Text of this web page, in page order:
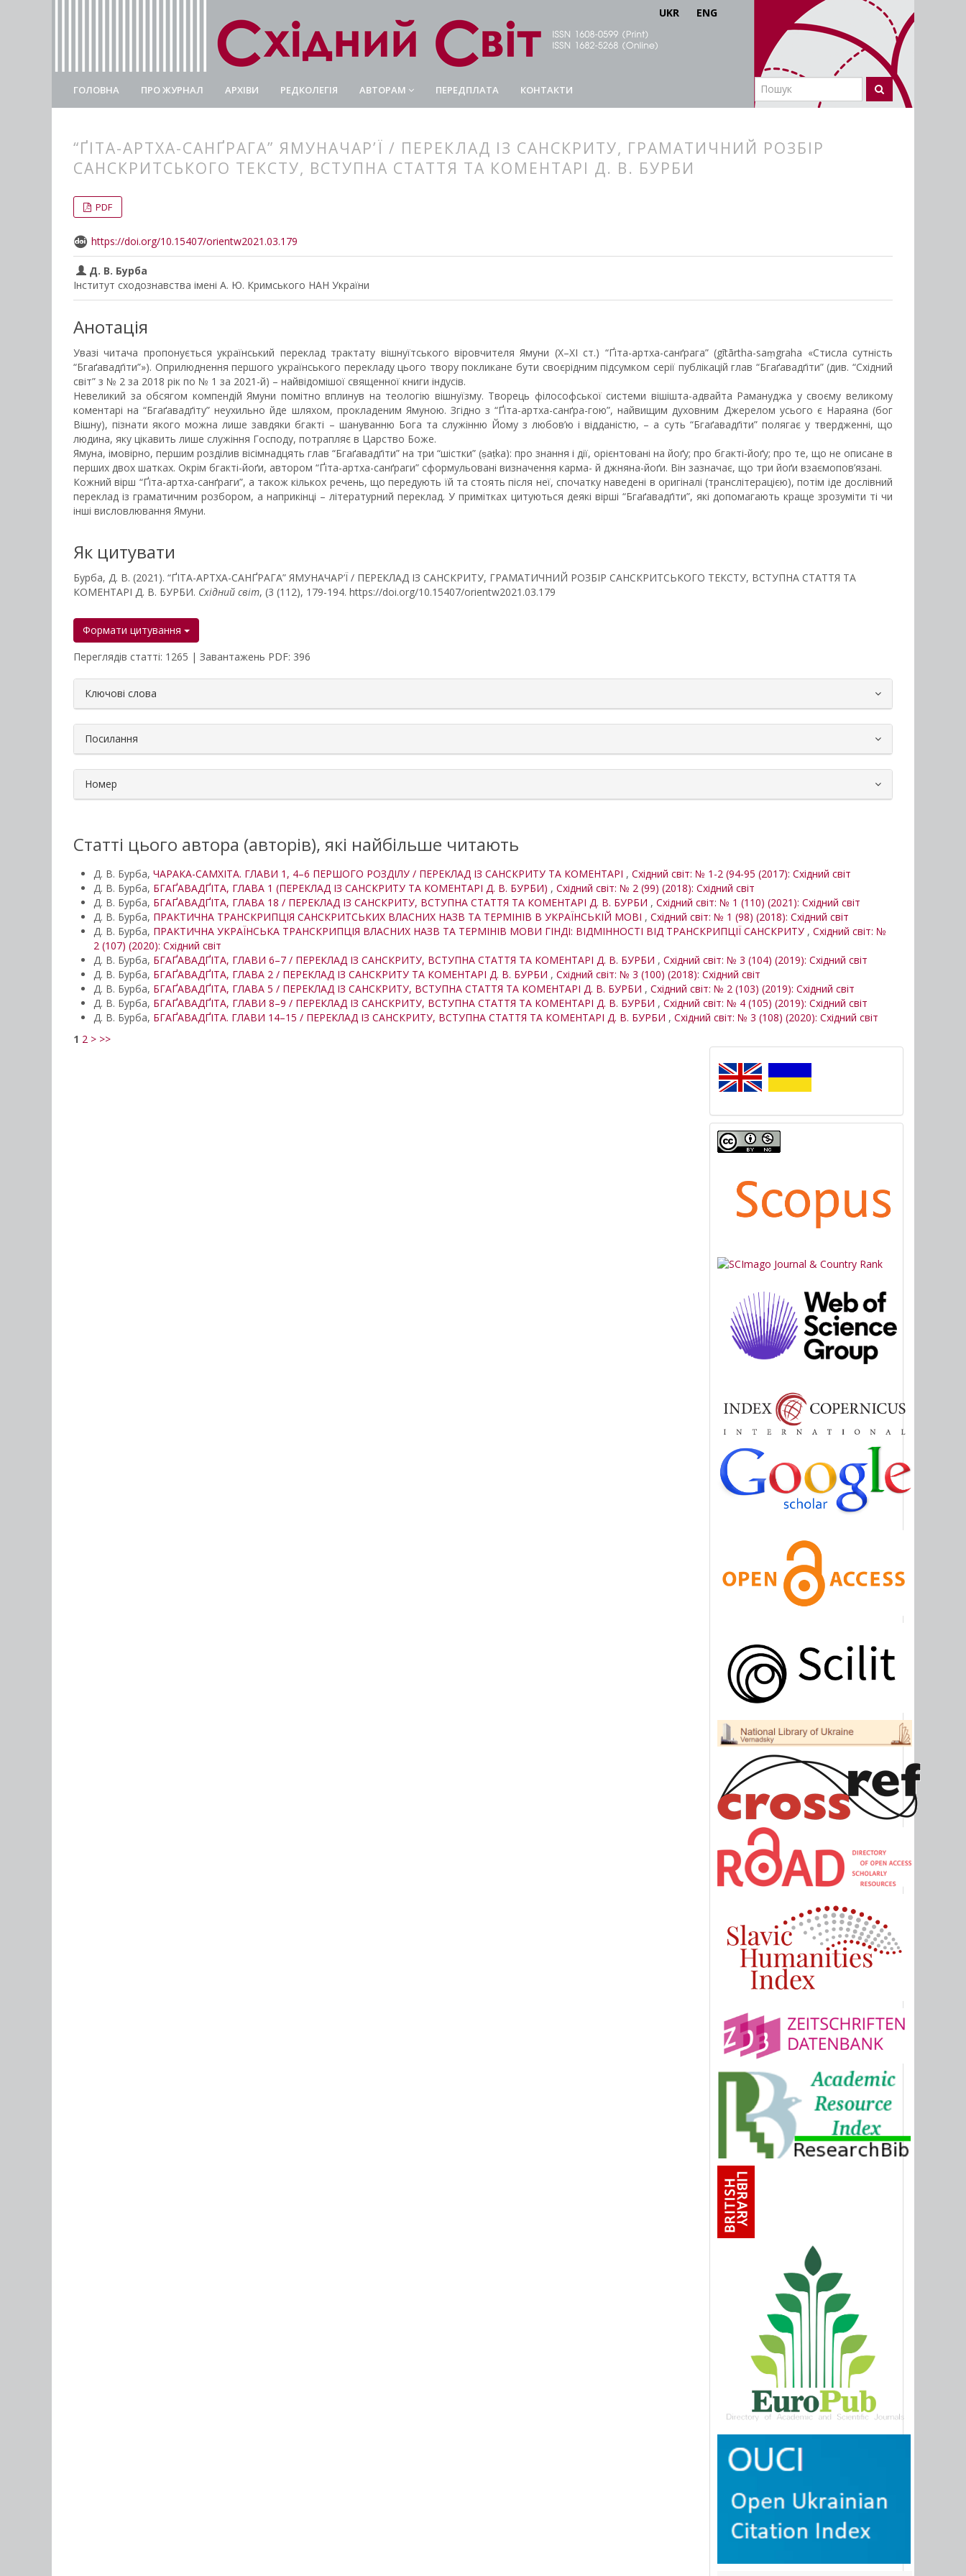
UKR ENG
ГОЛОВНА ПРО ЖУРНАЛ АРХІВИ РЕДКОЛЕГІЯ АВТОРАМ ПЕРЕДПЛАТА КОНТАКТИ
“ҐІТА-АРТХА-САНҐРАГА” ЯМУНАЧАР’Ї / ПЕРЕКЛАД ІЗ САНСКРИТУ, ГРАМАТИЧНИЙ РОЗБІР
САНСКРИТСЬКОГО ТЕКСТУ, ВСТУПНА СТАТТЯ ТА КОМЕНТАРІ Д. В. БУРБИ
##plugins.themes.bootstrap3.article.main##
##plugins.themes.bootstrap3.article.sidebar##
PDF
https://doi.org/10.15407/orientw2021.03.179
Д. В. Бурба
Інститут сходознавства імені А. Ю. Кримського НАН України
Анотація
Увазі читача пропонується український переклад трактату вішнуїтського віровчителя Ямуни (X–XI cт.) “Ґіта-артха-санґрага” (gītārtha-saṃgraha «Стисла сутність
“Бгаґавадґіти”»). Оприлюднення першого українського перекладу цього твору покликане бути своєрідним підсумком серії публікацій глав “Бгаґавадґіти” (див. “Східний
світ” з № 2 за 2018 рік по № 1 за 2021-й) – найвідомішої священної книги індусів.
Невеликий за обсягом компендій Ямуни помітно вплинув на теологію вішнуїзму. Творець філософської системи вішішта-адвайта Рамануджа у своєму великому
коментарі на “Бгаґавадґіту” неухильно йде шляхом, прокладеним Ямуною. Згідно з “Ґіта-артха-санґра-гою”, найвищим духовним Джерелом усього є Нараяна (бог
Вішну), пізнати якого можна лише завдяки бгакті – шануванню Бога та служінню Йому з любов’ю і відданістю, – а суть “Бгаґавадґіти” полягає у твердженні, що
людина, яку цікавить лише служіння Господу, потрапляє в Царство Боже.
Ямуна, імовірно, першим розділив вісімнадцять глав “Бгаґавадґіти” на три “шістки” (ṣaṭka): про знання і дії, орієнтовані на йоґу; про бгакті-йоґу; про те, що не описане в
перших двох шатках. Окрім бгакті-йоґи, автором “Ґіта-артха-санґраги” сформульовані визначення карма- й джняна-йоґи. Він зазначає, що три йоґи взаємопов’язані.
Кожний вірш “Ґіта-артха-санґраги”, а також кількох речень, що передують їй та стоять після неї, спочатку наведені в оригіналі (транслітерацією), потім іде дослівний
переклад із граматичним розбором, а наприкінці – літературний переклад. У примітках цитуються деякі вірші “Бгаґавадґіти”, які допомагають краще зрозуміти ті чи
інші висловлювання Ямуни.
Як цитувати
Бурба, Д. В. (2021). “ҐІТА-АРТХА-САНҐРАГА” ЯМУНАЧАР’Ї / ПЕРЕКЛАД ІЗ САНСКРИТУ, ГРАМАТИЧНИЙ РОЗБІР САНСКРИТСЬКОГО ТЕКСТУ, ВСТУПНА СТАТТЯ ТА
КОМЕНТАРІ Д. В. БУРБИ. Східний світ, (3 (112), 179-194. https://doi.org/10.15407/orientw2021.03.179
Формати цитування
Переглядів статті: 1265 | Завантажень PDF: 396
##plugins.themes.bootstrap3.article.details##
Ключові слова
Посилання
Номер
Статті цього автора (авторів), які найбільше читають
Д. В. Бурба, ЧАРАКА-САМХІТА. ГЛАВИ 1, 4–6 ПЕРШОГО РОЗДІЛУ / ПЕРЕКЛАД ІЗ САНСКРИТУ ТА КОМЕНТАРІ , Східний світ: № 1-2 (94-95 (2017): Східний світ
Д. В. Бурба, БГАҐАВАДҐІТА, ГЛАВА 1 (ПЕРЕКЛАД ІЗ САНСКРИТУ ТА КОМЕНТАРІ Д. В. БУРБИ) , Східний світ: № 2 (99) (2018): Східний світ
Д. В. Бурба, БГАҐАВАДҐІТА, ГЛАВА 18 / ПЕРЕКЛАД ІЗ САНСКРИТУ, ВСТУПНА СТАТТЯ ТА КОМЕНТАРІ Д. В. БУРБИ , Східний світ: № 1 (110) (2021): Східний світ
Д. В. Бурба, ПРАКТИЧНА ТРАНСКРИПЦІЯ САНСКРИТСЬКИХ ВЛАСНИХ НАЗВ ТА ТЕРМІНІВ В УКРАЇНСЬКІЙ МОВІ , Східний світ: № 1 (98) (2018): Східний світ
Д. В. Бурба, ПРАКТИЧНА УКРАЇНСЬКА ТРАНСКРИПЦІЯ ВЛАСНИХ НАЗВ ТА ТЕРМІНІВ МОВИ ГІНДІ: ВІДМІННОСТІ ВІД ТРАНСКРИПЦІЇ САНСКРИТУ , Східний світ: №
2 (107) (2020): Східний світ
Д. В. Бурба, БГАҐАВАДҐІТА, ГЛАВИ 6–7 / ПЕРЕКЛАД ІЗ САНСКРИТУ, ВСТУПНА СТАТТЯ ТА КОМЕНТАРІ Д. В. БУРБИ , Східний світ: № 3 (104) (2019): Східний світ
Д. В. Бурба, БГАҐАВАДҐІТА, ГЛАВА 2 / ПЕРЕКЛАД ІЗ САНСКРИТУ ТА КОМЕНТАРІ Д. В. БУРБИ , Східний світ: № 3 (100) (2018): Східний світ
Д. В. Бурба, БГАҐАВАДҐІТА, ГЛАВА 5 / ПЕРЕКЛАД ІЗ САНСКРИТУ, ВСТУПНА СТАТТЯ ТА КОМЕНТАРІ Д. В. БУРБИ , Східний світ: № 2 (103) (2019): Східний світ
Д. В. Бурба, БГАҐАВАДҐІТА, ГЛАВИ 8–9 / ПЕРЕКЛАД ІЗ САНСКРИТУ, ВСТУПНА СТАТТЯ ТА КОМЕНТАРІ Д. В. БУРБИ , Східний світ: № 4 (105) (2019): Східний світ
Д. В. Бурба, БГАҐАВАДҐІТА. ГЛАВИ 14–15 / ПЕРЕКЛАД ІЗ САНСКРИТУ, ВСТУПНА СТАТТЯ ТА КОМЕНТАРІ Д. В. БУРБИ , Східний світ: № 3 (108) (2020): Східний світ
1 2 > >>